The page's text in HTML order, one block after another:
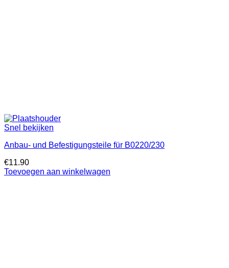
Snel bekijken
Anbau- und Befestigungsteile für B0220/230
€11.90
Toevoegen aan winkelwagen